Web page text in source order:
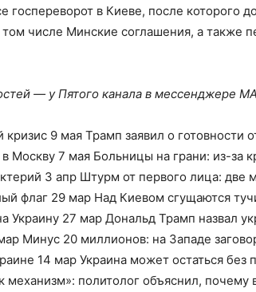
госпереворот в Киеве, после которого
числе Минские соглашения, а также
— у Пятого канала в мессенджере
кризис 9 мая Трамп заявил о готовности
Москву 7 мая Больницы на грани: из-за
3 апр Штурм от первого лица: две
флаг 29 мар Над Киевом сгущаются
Украину 27 мар Дональд Трамп назвал
Минус 20 миллионов: на Западе
14 мар Украина может остаться без
механизм»: политолог объяснил,